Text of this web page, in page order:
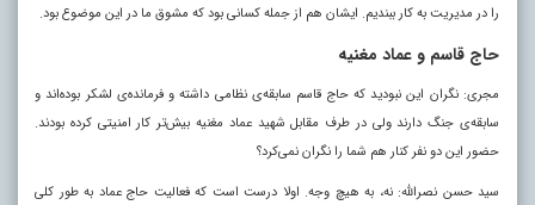
را در مدیریت به کار ببندیم. ایشان هم از جمله کسانی بود که مشوق ما در این موضوع بود.
حاج قاسم و عماد مغنیه
مجری: نگران این نبودید که حاج قاسم سابقه‌ی نظامی داشته و فرمانده‌ی لشکر بوده‌اند و
سابقه‌ی جنگ دارند ولی در طرف مقابل شهید عماد مغنیه بیش‌تر کار امنیتی کرده بودند.
حضور این دو نفر کنار هم شما را نگران نمی‌کرد؟
سید حسن نصرالله: نه، به هیچ وجه. اولا درست است که فعالیت حاج عماد به طور کلی